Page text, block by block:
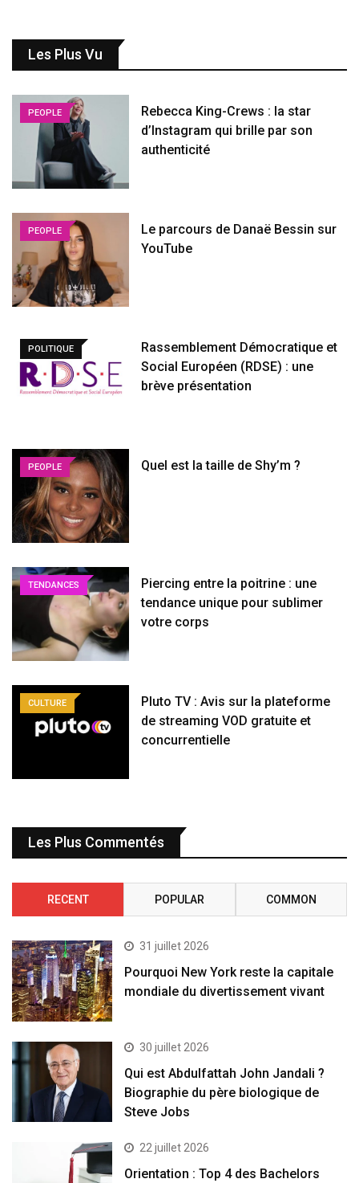
Les Plus Vu
PEOPLE
Rebecca King-Crews : la star
d’Instagram qui brille par son
authenticité
PEOPLE
Le parcours de Danaë Bessin sur
YouTube
POLITIQUE
Rassemblement Démocratique et
Social Européen (RDSE) : une
brève présentation
PEOPLE Quel est la taille de Shy’m ?
TENDANCES
Piercing entre la poitrine : une
tendance unique pour sublimer
votre corps
CULTURE
Pluto TV : Avis sur la plateforme
de streaming VOD gratuite et
concurrentielle
Les Plus Commentés
RECENT POPULAR COMMON
31 juillet 2026
Pourquoi New York reste la capitale
mondiale du divertissement vivant
30 juillet 2026
Qui est Abdulfattah John Jandali ?
Biographie du père biologique de
Steve Jobs
22 juillet 2026
Orientation : Top 4 des Bachelors